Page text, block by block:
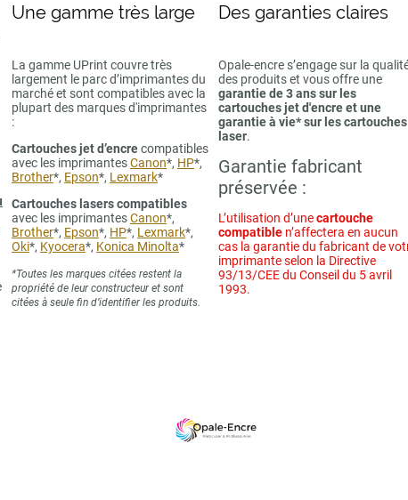
Une gamme très large
La gamme UPrint couvre très
largement le parc d’imprimantes du
marché et sont compatibles avec la
plupart des marques d'imprimantes
:
Cartouches jet d’encrecompatibles
avec les imprimantesCanon*, HP*,
Brother*, Epson*, Lexmark*
Cartouches lasers compatibles
avec les imprimantesCanon*,
Brother*, Epson*, HP*, Lexmark*,
Oki*, Kyocera*, Konica Minolta*
*Toutes les marques citées restent la
propriété de leur constructeur et sont
citées à seule fin d’identifier les produits.
Des garanties claires
Opale-encre s’engage sur la
des produits et vous offre une
garantie de 3 ans sur les
cartouches jet d'encre et une
garantie à vie* sur les cartouches
laser.
Garantie fabricant
préservée :
L’utilisation d’unecartouche
compatible n’affectera en aucun
cas la garantie du fabricant de
imprimante selon la Directive
93/13/CEE du Conseil du 5 avril
1993.